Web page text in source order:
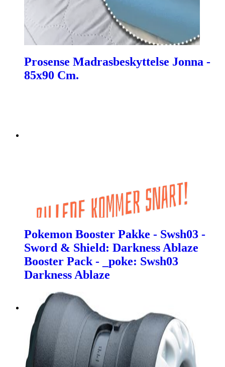
Prosense Madrasbeskyttelse Jonna -
85x90 Cm.
Pokemon Booster Pakke - Swsh03 -
Sword & Shield: Darkness Ablaze
Booster Pack - _poke: Swsh03
Darkness Ablaze